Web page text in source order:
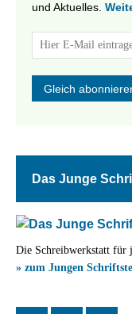
und Aktuelles.
Das Junge
Die Schreibwerkstatt für
» zum Jungen